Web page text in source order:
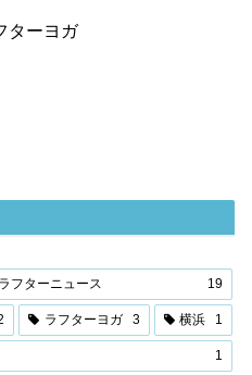
ターヨガ
ラフターニュース 19
ラフターヨガ 3 横浜 1
1